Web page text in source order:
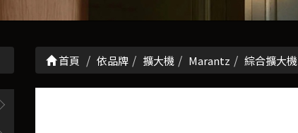
首頁 依品牌 擴大機 Marantz 綜合擴大機